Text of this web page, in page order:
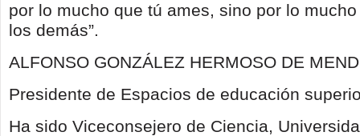
por lo mucho que tú ames, sino por lo
los demás”.
ALFONSO GONZÁLEZ HERMOSO DE
Presidente de Espacios de educación
Ha sido Viceconsejero de Ciencia,